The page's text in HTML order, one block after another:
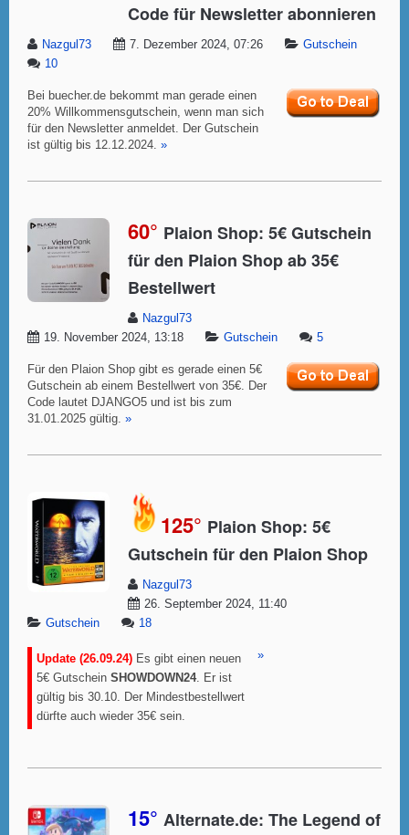
Code für Newsletter abonnieren
Nazgul73 7. Dezember 2024, 07:26
Gutschein
10
Bei buecher.de bekommt man gerade einen
20% Willkommensgutschein, wenn man sich
für den Newsletter anmeldet. Der Gutschein
ist gültig bis 12.12.2024. »
60° Plaion Shop: 5€ Gutschein
für den Plaion Shop ab 35€
Bestellwert
Nazgul73
19. November 2024, 13:18
Gutschein 5
Für den Plaion Shop gibt es gerade einen 5€
Gutschein ab einem Bestellwert von 35€. Der
Code lautet DJANGO5 und ist bis zum
31.01.2025 gültig. »
125° Plaion Shop: 5€
Gutschein für den Plaion Shop
Nazgul73
26. September 2024, 11:40
Gutschein
18
Update (26.09.24) Es gibt einen neuen
5€ Gutschein SHOWDOWN24. Er ist
gültig bis 30.10. Der Mindestbestellwert
dürfte auch wieder 35€ sein.
»
15° Alternate.de: The Legend of